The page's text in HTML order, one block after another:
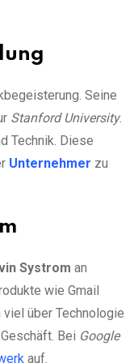
Seine
Stanford University.
Technik. Diese
Unternehmer zu
Systrom an
wie Gmail
über Technologie
Bei Google
auf.